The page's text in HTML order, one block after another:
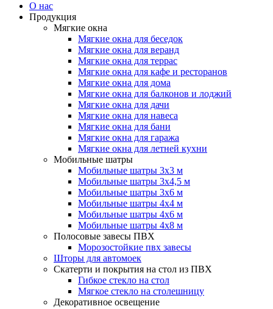
О нас
Продукция
Мягкие окна
Мягкие окна для беседок
Мягкие окна для веранд
Мягкие окна для террас
Мягкие окна для кафе и ресторанов
Мягкие окна для дома
Мягкие окна для балконов и лоджий
Мягкие окна для дачи
Мягкие окна для навеса
Мягкие окна для бани
Мягкие окна для гаража
Мягкие окна для летней кухни
Мобильные шатры
Мобильные шатры 3х3 м
Мобильные шатры 3х4,5 м
Мобильные шатры 3х6 м
Мобильные шатры 4х4 м
Мобильные шатры 4х6 м
Мобильные шатры 4х8 м
Полосовые завесы ПВХ
Морозостойкие пвх завесы
Шторы для автомоек
Скатерти и покрытия на стол из ПВХ
Гибкое стекло на стол
Мягкое стекло на столешницу
Декоративное освещение